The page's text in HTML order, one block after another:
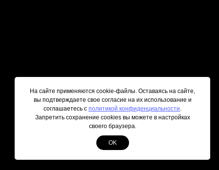
На сайте применяются cookie-файлы. Оставаясь на сайте,
вы подтверждаете свое согласие на их использование и
соглашаетесь с политикой конфиденциальности.
Запретить сохранение cookies вы можете в настройках
своего браузера.
OK